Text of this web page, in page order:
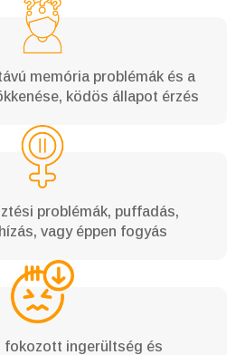
memória problémák és a
ködös állapot érzés
problémák, puffadás,
vagy éppen fogyás
fokozott ingerültség és